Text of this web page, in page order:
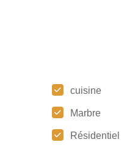
cuisine
Marbre
Résidentiel